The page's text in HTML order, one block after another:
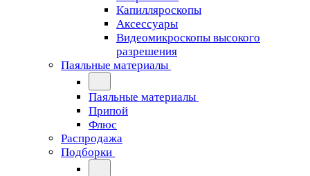
Капилляроскопы
Аксессуары
Видеомикроскопы высокого
разрешения
Паяльные материалы
Паяльные материалы
Припой
Флюс
Распродажа
Подборки